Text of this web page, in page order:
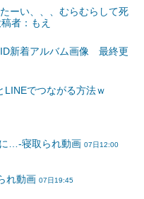
ーい、、、むらむらして死
者：もえ
ID新着アルバム画像 最終更